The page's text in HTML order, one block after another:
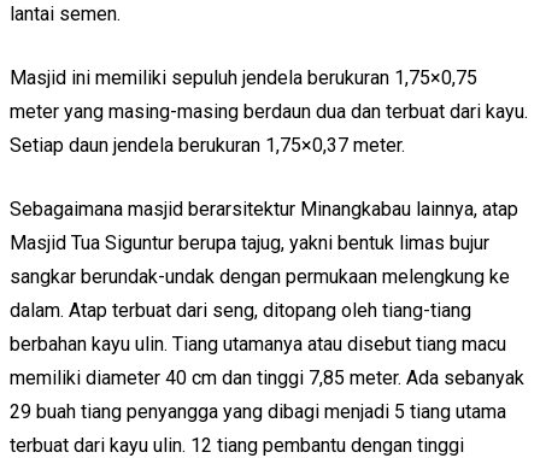
lantai semen.
Masjid ini memiliki sepuluh jendela berukuran 1,75×0,75
meter yang masing-masing berdaun dua dan terbuat dari kayu.
Setiap daun jendela berukuran 1,75×0,37 meter.
Sebagaimana masjid berarsitektur Minangkabau lainnya, atap
Masjid Tua Siguntur berupa tajug, yakni bentuk limas bujur
sangkar berundak-undak dengan permukaan melengkung ke
dalam. Atap terbuat dari seng, ditopang oleh tiang-tiang
berbahan kayu ulin. Tiang utamanya atau disebut tiang macu
memiliki diameter 40 cm dan tinggi 7,85 meter. Ada sebanyak
29 buah tiang penyangga yang dibagi menjadi 5 tiang utama
terbuat dari kayu ulin. 12 tiang pembantu dengan tinggi